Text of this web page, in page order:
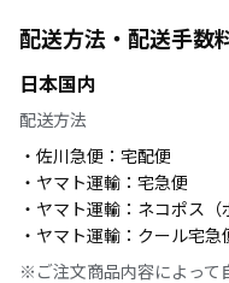
配送方法・配送手数
日本国内
配送方法
・佐川急便：宅配便
・ヤマト運輸：宅急便
・ヤマト運輸：ネコポス（
・ヤマト運輸：クール宅急
※ご注文商品内容によって